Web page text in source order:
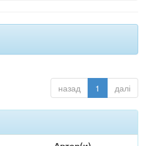
назад 1 далі